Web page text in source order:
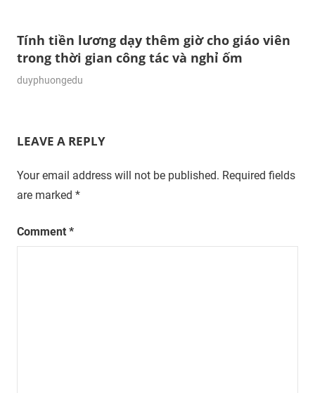
Tính tiền lương dạy thêm giờ cho giáo viên
trong thời gian công tác và nghỉ ốm
26/09/2023
duyphuongedu
LEAVE A REPLY
Your email address will not be published. Required fields
are marked *
Comment *